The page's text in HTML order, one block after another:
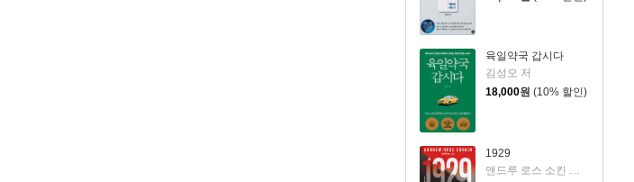
육일약국 갑시다
김성오 저
18,000원 (10% 할인)
1929
앤드루 로스 소킨 저/조용빈 역/신현호 감수